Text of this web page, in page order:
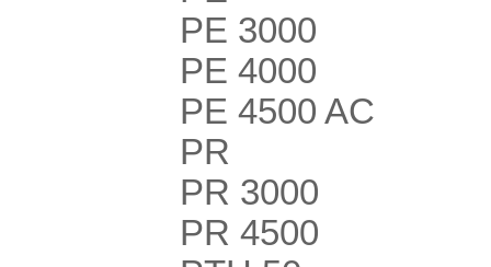
PE 3000
PE 4000
PE 4500 AC
PR
PR 3000
PR 4500